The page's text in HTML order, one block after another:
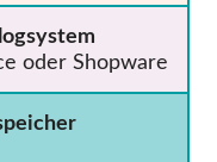
oder Shopware